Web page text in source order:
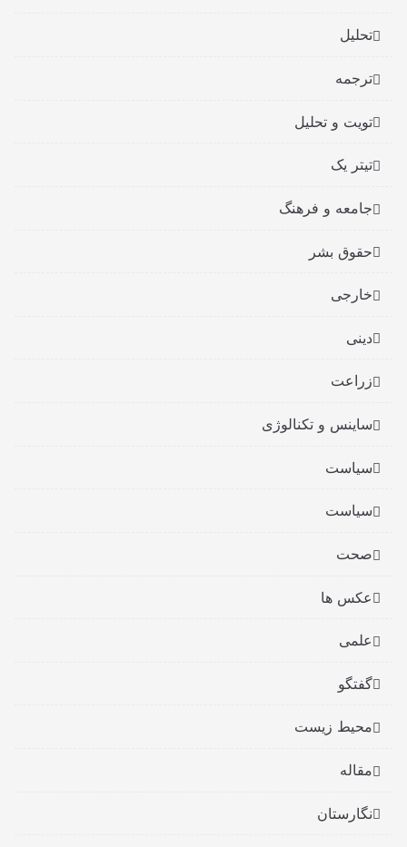
تحلیل
ترجمه
تویت و تحلیل
تیتر یک
جامعه و فرهنگ
حقوق بشر
خارجی
دینی
زراعت
ساینس و تکنالوژی
سیاست
سیاست
صحت
عکس ها
علمی
گفتگو
محیط زیست
مقاله
نگارستان